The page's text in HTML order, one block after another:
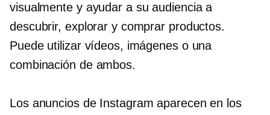
visualmente y ayudar a su audiencia a
descubrir, explorar y comprar productos.
Puede utilizar vídeos, imágenes o una
combinación de ambos.
Los anuncios de Instagram aparecen en los